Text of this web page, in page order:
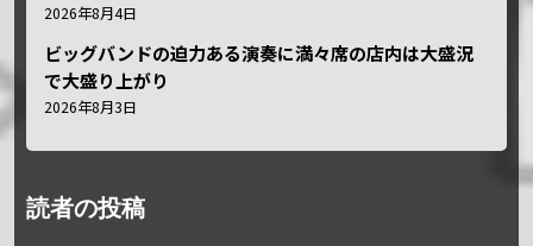
2026年8月4日
ビッグバンドの迫力ある演奏に満々席の店内は大盛況
で大盛り上がり
2026年8月3日
読者の投稿